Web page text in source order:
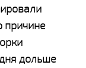
дольше